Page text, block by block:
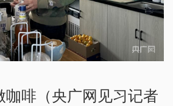
咖啡（央广网见习记者